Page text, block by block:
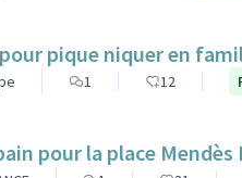
pique niquer en
1 12
pour la place Mendès